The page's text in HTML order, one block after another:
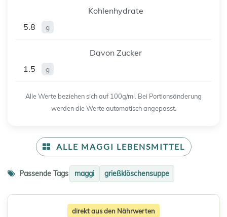
Kohlenhydrate
5.8
g
Davon Zucker
1.5
g
Alle Werte beziehen sich auf 100g/ml. Bei Portionsänderung
werden die Werte automatisch angepasst.
ALLE MAGGI LEBENSMITTEL
Passende Tags maggi grießklöschensuppe
direkt aus den Nährwerten